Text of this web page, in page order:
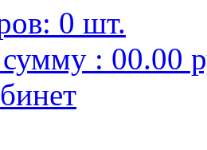
0 шт.
: 00.00